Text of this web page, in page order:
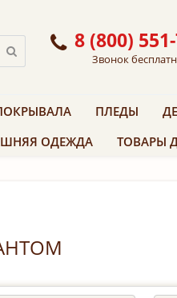
8 (800)
Звонок
ПЛЕДЫ
ОДЕЖДА ТОВАРЫ